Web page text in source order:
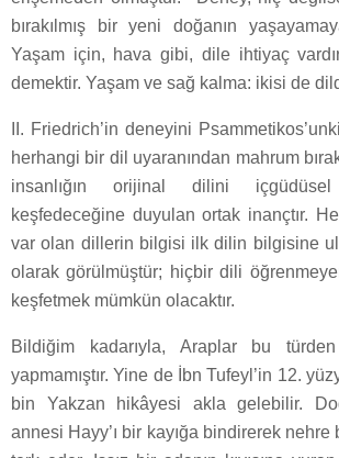
bırakılmış bir yeni doğanın
Yaşam için, hava gibi, dile ihtiyaç
demektir. Yaşam ve sağ kalma: ikisi de
II. Friedrich’in deneyini
herhangi bir dil uyaranından mahrum
insanlığın orijinal dilini
keşfedeceğine duyulan ortak inançtır.
var olan dillerin bilgisi ilk dilin bilgisine
olarak görülmüştür; hiçbir dili
keşfetmek mümkün olacaktır.
Bildiğim kadarıyla, Araplar bu
yapmamıştır. Yine de İbn Tufeyl’in 12.
bin Yakzan hikâyesi akla gelebilir.
annesi Hayy’ı bir kayığa bindirerek nehre